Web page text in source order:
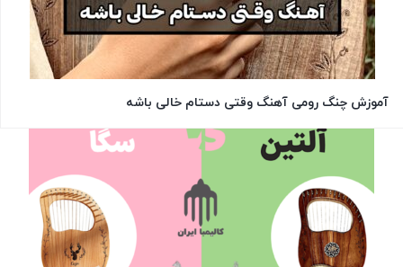
آموزش چنگ رومی آهنگ وقتی دستام خالی باشه